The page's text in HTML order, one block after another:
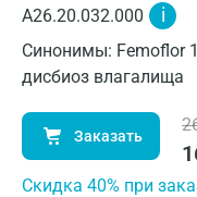
A26.20.032.000
i
Синонимы: Femoflor
дисбиоз влагалища
Заказать
Cкидка 40% при